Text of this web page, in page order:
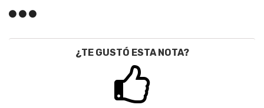
¿TE GUSTÓ ESTA NOTA?